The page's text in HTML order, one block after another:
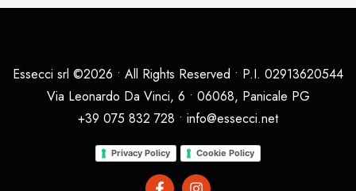
Essecci srl ©2026 • All Rights Reserved • P.I. 02913620544
Via Leonardo Da Vinci, 6 • 06068, Panicale PG
+39 075 832 728 • info@essecci.net
Privacy Policy Cookie Policy